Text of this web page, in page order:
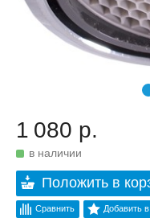
1 080 р.
в наличии
Положить в
Сравнить Добавить